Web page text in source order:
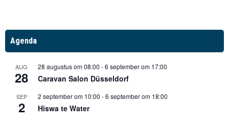
Agenda
AUG
28
28 augustus om 08:00 -6 september om 17:00
Caravan Salon Düsseldorf
SEP
2
2 september om 10:00 -6 september om 18:00
Hiswa te Water